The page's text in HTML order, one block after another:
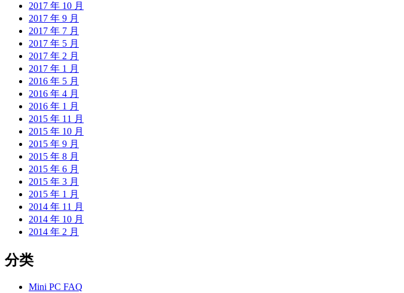
2017 年 10 月
2017 年 9 月
2017 年 7 月
2017 年 5 月
2017 年 2 月
2017 年 1 月
2016 年 5 月
2016 年 4 月
2016 年 1 月
2015 年 11 月
2015 年 10 月
2015 年 9 月
2015 年 8 月
2015 年 6 月
2015 年 3 月
2015 年 1 月
2014 年 11 月
2014 年 10 月
2014 年 2 月
分类
Mini PC FAQ